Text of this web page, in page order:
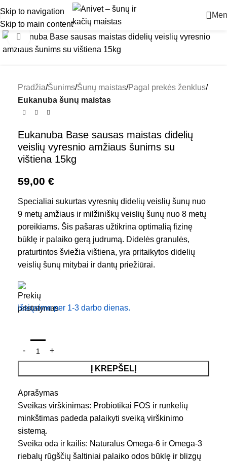
Skip to navigation
Skip to main content
Padidinti
Pradžia Šunims Šunų maistas Pagal prekės ženklus
Eukanuba šunų maistas
Eukanuba Base sausas maistas didelių
veislių vyresnio amžiaus šunims su
vištiena 15kg
59,00 €
Specialiai sukurtas vyresnių didelių veislių šunų nuo
9 metų amžiaus ir milžiniškų veislių šunų nuo 8 metų
poreikiams. Šis pašaras užtikrina optimalią fizinę
būklę ir palaiko gerą judrumą. Didelės granulės,
praturtintos šviežia vištiena, yra pritaikytos didelių
veislių šunų mitybai ir dantų priežiūrai.
Išsiųsime per 1-3 darbo dienas.
Į KREPŠELĮ
Aprašymas
Sveikas virškinimas: Probiotikai FOS ir runkelių
minkštimas padeda palaikyti sveiką virškinimo
sistemą.
Sveika oda ir kailis: Natūralūs Omega-6 ir Omega-3
riebalų rūgščių šaltiniai palaiko odos būklę ir blizgų